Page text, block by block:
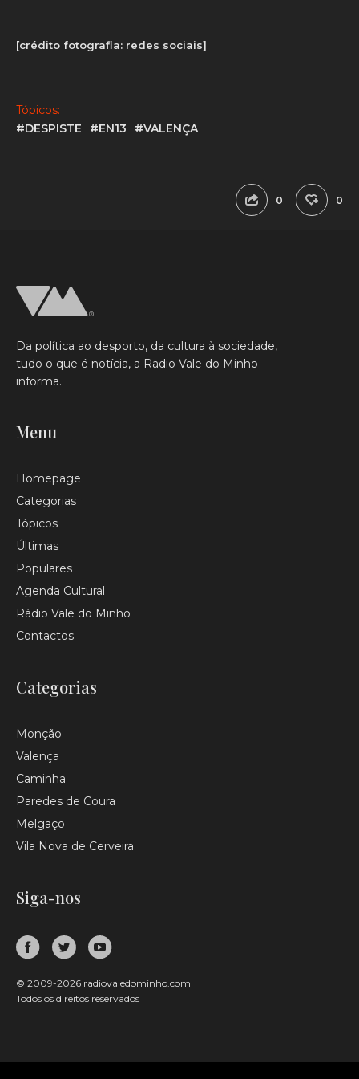
[crédito fotografia: redes sociais]
Tópicos:
#DESPISTE
#EN13 #VALENÇA
0 0
Da política ao desporto, da cultura à sociedade,
tudo o que é notícia, a Radio Vale do Minho
informa.
Menu
Homepage
Categorias
Tópicos
Últimas
Populares
Agenda Cultural
Rádio Vale do Minho
Contactos
Categorias
Monção
Valença
Caminha
Paredes de Coura
Melgaço
Vila Nova de Cerveira
Siga-nos
© 2009-2026 radiovaledominho.com
Todos os direitos reservados